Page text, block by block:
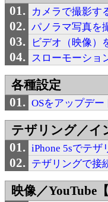
カメラで撮影す
パノラマ写真を
ビデオ（映像）
スローモーショ
各種設定
OSをアップデー
テザリング／イ
iPhone 5sでテ
テザリングで接
映像／YouTube